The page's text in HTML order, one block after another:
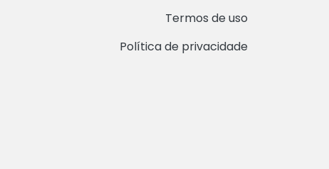
Termos de uso
Política de privacidade